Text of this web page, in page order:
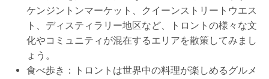
ケンジントンマーケット、クイーンストリートウエス
ト、ディスティラリー地区など、トロントの様々な文
化やコミュニティが混在するエリアを散策してみまし
ょう。
食べ歩き：トロントは世界中の料理が楽しめるグルメ